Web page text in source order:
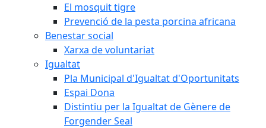
El mosquit tigre
Prevenció de la pesta porcina africana
Benestar social
Xarxa de voluntariat
Igualtat
Pla Municipal d'Igualtat d'Oportunitats
Espai Dona
Distintiu per la Igualtat de Gènere de
Forgender Seal